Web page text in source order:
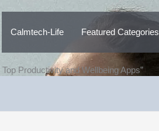
Calmtech-Life Featured Categories
Productivity and Wellbeing Apps”